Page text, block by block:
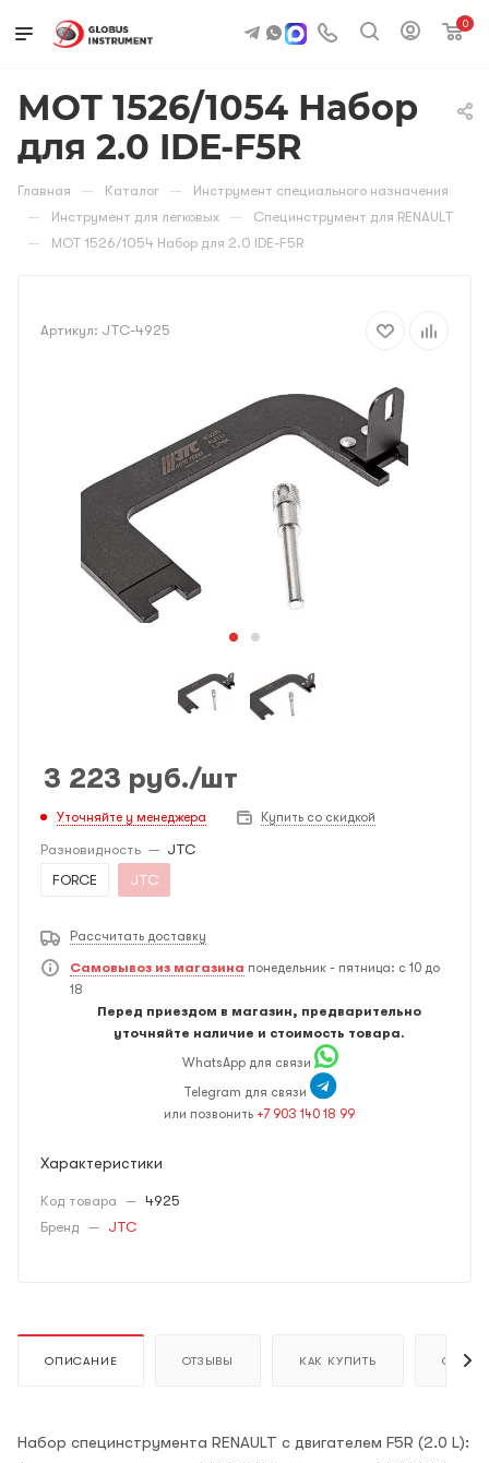
0
MOT 1526/1054 Набор
для 2.0 IDE-F5R
Главная — Каталог — Инструмент специального назначения
— Инструмент для легковых — Специнструмент для RENAULT
— MOT 1526/1054 Набор для 2.0 IDE-F5R
Артикул: JTC-4925
3 223 руб./шт
Уточняйте у менеджера Купить со скидкой
Разновидность — JTC
FORCE
JTC
Рассчитать доставку
Самовывоз из магазина понедельник - пятница: с 10 до
18
Перед приездом в магазин, предварительно
уточняйте наличие и стоимость товара.
WhatsApp для связи
Telegram для связи
или позвонить +7 903 140 18 99
Характеристики
Код товара — 4925
Бренд — JTC
ОПИСАНИЕ ОТЗЫВЫ КАК КУПИТЬ ОПЛАТА
Набор специнструмента RENAULT с двигателем F5R (2.0 L):